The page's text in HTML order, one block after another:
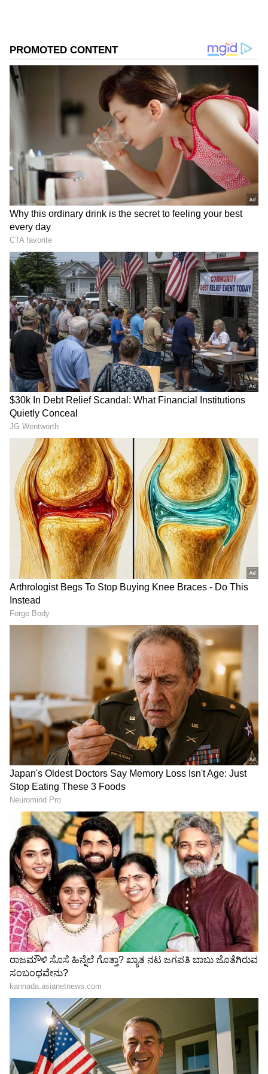
ಸಮಗ್ರ ಸುದ್ದಿ ಮೂಲವನ್ನಾಗಿ asianet suvarna news ಅನ್ನು
ಆಯ್ಕೆ ಮಾಡಿಕೊಳ್ಳಿ
2
5
Image Credit :Asianet News
ಎರಡು ಲಕ್ಷದ ಆಫರ್ ಮತ್ತು ಹೆಲಿಕಾಪ್ಟರ್ ದುರಂತ (The
Two Lakh Offer and Helicopter Crash)
ನಿರ್ದೇಶಕ ಗೀತಾ ಕೃಷ್ಣ ಅವರ ಪ್ರಕಾರ, ಸೌಂದರ್ಯ ಅವರ
ಕೆರಿಯರ್ ಅತ್ಯಂತ ಉತ್ತುಂಗದಲ್ಲಿದ್ದಾಗಲೇ ಅವರು ತಪ್ಪು
ನಿರ್ಧಾರ ಕೈಗೊಂಡರು. 2004ರ ಲೋಕಸಭಾ ಚುನಾವಣೆಯ
ಸಮಯದಲ್ಲಿ ಅಂದಿನ ಬಿಜೆಪಿ ನಾಯಕ ಸಿ.ವಿದ್ಯಾಸಾಗರ
ರಾವ್ ಅವರು ಕೇವಲ ಎರಡು ಲಕ್ಷ ರೂಪಾಯಿ ಆಫರ್
ನೀಡಿದ್ದಕ್ಕಾಗಿ ಸೌಂದರ್ಯ ಚುನಾವಣಾ ಪ್ರಚಾರಕ್ಕೆ
ಒಪ್ಪಿಕೊಂಡಿದ್ದರು. ಈ ಪ್ರಚಾರಕ್ಕಾಗಿ ಹೆಲಿಕಾಪ್ಟರ್‌ನಲ್ಲಿ
ಹೋಗುತ್ತಿದ್ದಾಗ ದುರಂತ ಸಂಭವಿಸಿ ಸೌಂದರ್ಯ ಮತ್ತು ಅವರ
ಸಹೋದರ ಅಮರನಾಥ್ ಇಬ್ಬರೂ ಸಾವನ್ನಪ್ಪಿದರು. "ಅಂದು
ಆ ಎರಡು ಲಕ್ಷ ರೂಪಾಯಿಗೆ ಆಸೆಪಟ್ಟು ಪ್ರಚಾರಕ್ಕೆ ಹೋಗದೇ
ಇದ್ದಿದ್ದರೆ, ಇವತ್ತು ಸೌಂದರ್ಯ ನಮ್ಮ ಮಧ್ಯೆ ಜೀವಂತವಾಗಿ
ಇರುತ್ತಿದ್ದರು," ಎಂದು ಗೀತಾ ಕೃಷ್ಣ ತಮ್ಮ ಸಂದರ್ಶನದಲ್ಲಿ
ಹೇಳಿದ್ದಾರೆ. ಇದೇ ವೇಳೆ ಅವರು ಹೈದರಾಬಾದ್‌ಗೆ ಬಂದಾಗ
ಪ್ರಶಾಂತ್ ಕುಟೀರದಲ್ಲಿ ಉಳಿಯಲು ತಾವೇ ಸಜೆಸ್ಟ್
ಮಾಡಿದ್ದಾಗಿ ಹಾಗೂ ಸೌಂದರ್ಯ ಅವರೊಂದಿಗೆ ಕೆಲಸ
ಮಾಡುವ ಅವಕಾಶ ತಮಗೆ ಸಿಗಲಿಲ್ಲ ಎಂದೂ ನೆನೆದಿದ್ದಾರೆ.
Related Articles
ಆಪ್ತಮಿತ್ರ ಸಿನಿಮಾದ 'ನಾಗವಲ್ಲಿ' ಸೌಂದರ್ಯ ಪ್ರಿಯಕರ
ಡಾನ್ಸರ್‌ ರಾಮನಾಥ ಎಲ್ಲಿದ್ದಾರೆ? ಹೇಗಿದ್ದಾರೆ ಗೊತ್ತಾ